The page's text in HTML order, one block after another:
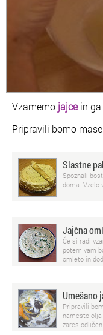
Vzamemo jajcein
Pripravili bomo
Slastne
Spoznali
doma. Vzelo
Jajčna
Če si radi
potem vam
omleto in
Umešano
Pripravili
namesto
zares